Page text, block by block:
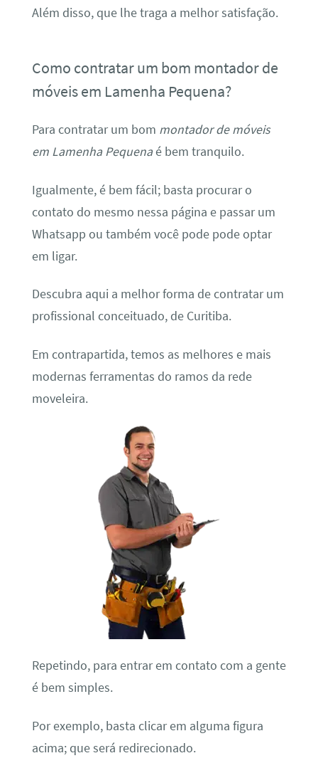
Além disso, que lhe traga a melhor satisfação.
Como contratar um bom montador de
móveis em Lamenha Pequena?
Para contratar um bom montador de móveis
em Lamenha Pequenaé bem tranquilo.
Igualmente, é bem fácil; basta procurar o
contato do mesmo nessa página e passar um
Whatsapp ou também você pode pode optar
em ligar.
Descubra aqui a melhor forma de contratar um
profissional conceituado, de Curitiba.
Em contrapartida, temos as melhores e mais
modernas ferramentas do ramos da rede
moveleira.
Repetindo, para entrar em contato com a gente
é bem simples.
Por exemplo, basta clicar em alguma figura
acima; que será redirecionado.